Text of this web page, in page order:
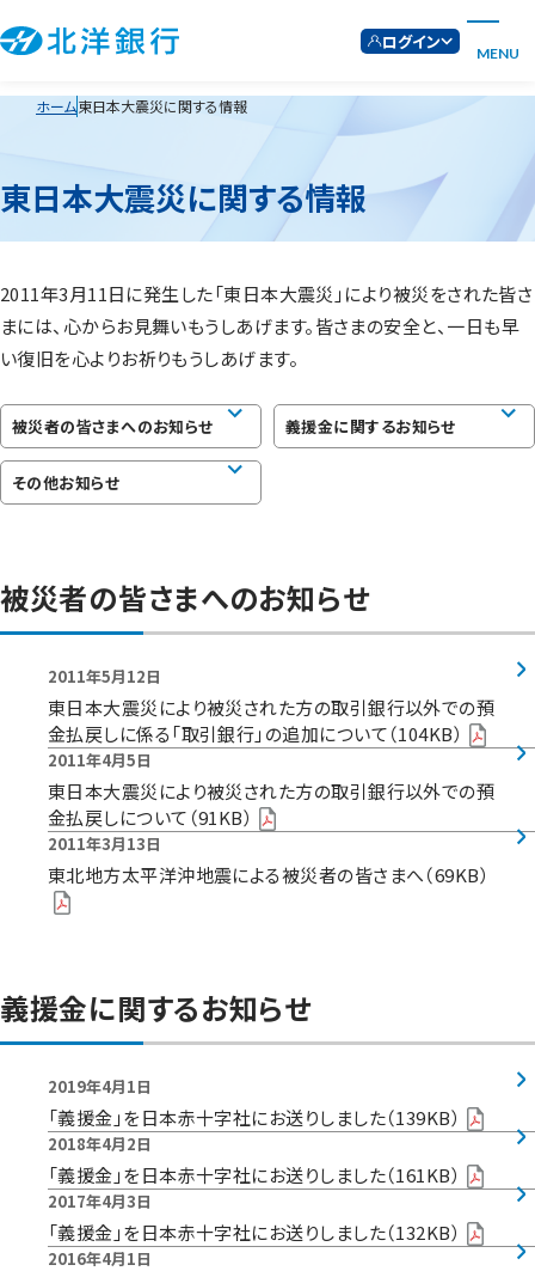
ログイン
MENU
ホーム東日本大震災に関する情報
東日本大震災に関する情報
2011年3月11日に発生した「東日本大震災」により被災をされた皆さ
まには、心からお見舞いもうしあげます。皆さまの安全と、一日も早
い復旧を心よりお祈りもうしあげます。
被災者の皆さまへのお知らせ 義援金に関するお知らせ
その他お知らせ
被災者の皆さまへのお知らせ
2011年5月12日
東日本大震災により被災された方の取引銀行以外での預
金払戻しに係る「取引銀行」の追加について（104KB）
2011年4月5日
東日本大震災により被災された方の取引銀行以外での預
金払戻しについて（91KB）
2011年3月13日
東北地方太平洋沖地震による被災者の皆さまへ（69KB）
義援金に関するお知らせ
2019年4月1日
「義援金」を日本赤十字社にお送りしました（139KB）
2018年4月2日
「義援金」を日本赤十字社にお送りしました（161KB）
2017年4月3日
「義援金」を日本赤十字社にお送りしました（132KB）
2016年4月1日